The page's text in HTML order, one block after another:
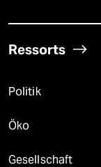
Ressorts
Politik
Öko
Gesellschaft